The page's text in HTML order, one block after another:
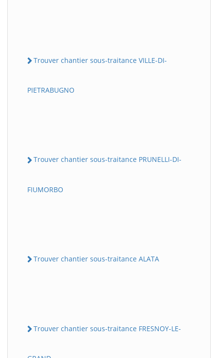
Trouver chantier sous-traitance VILLE-DI-
PIETRABUGNO
Trouver chantier sous-traitance PRUNELLI-DI-
FIUMORBO
Trouver chantier sous-traitance ALATA
Trouver chantier sous-traitance FRESNOY-LE-